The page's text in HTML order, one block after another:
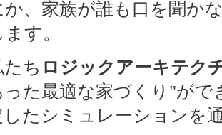
か、家族が誰も口を聞か
す。
ち ロジックアーキテク
た最適な家づくり"がで
したシミュレーションを